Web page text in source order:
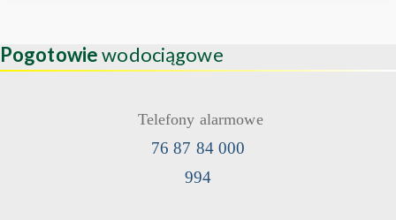
Pogotowiewodociągowe
Telefony alarmowe
76 87 84 000
994